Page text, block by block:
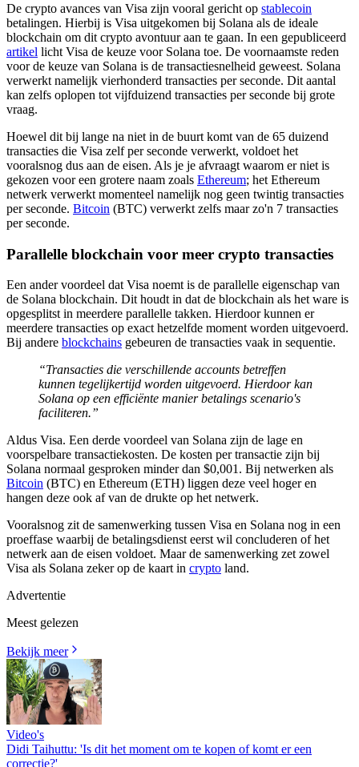
De crypto avances van Visa zijn vooral gericht op stablecoin
betalingen. Hierbij is Visa uitgekomen bij Solana als de ideale
blockchain om dit crypto avontuur aan te gaan. In een gepubliceerd
artikel licht Visa de keuze voor Solana toe. De voornaamste reden
voor de keuze van Solana is de transactiesnelheid geweest. Solana
verwerkt namelijk vierhonderd transacties per seconde. Dit aantal
kan zelfs oplopen tot vijfduizend transacties per seconde bij grote
vraag.
Hoewel dit bij lange na niet in de buurt komt van de 65 duizend
transacties die Visa zelf per seconde verwerkt, voldoet het
vooralsnog dus aan de eisen. Als je je afvraagt waarom er niet is
gekozen voor een grotere naam zoals Ethereum; het Ethereum
netwerk verwerkt momenteel namelijk nog geen twintig transacties
per seconde. Bitcoin (BTC) verwerkt zelfs maar zo'n 7 transacties
per seconde.
Parallelle blockchain voor meer crypto transacties
Een ander voordeel dat Visa noemt is de parallelle eigenschap van
de Solana blockchain. Dit houdt in dat de blockchain als het ware is
opgesplitst in meerdere parallelle takken. Hierdoor kunnen er
meerdere transacties op exact hetzelfde moment worden uitgevoerd.
Bij andere blockchains gebeuren de transacties vaak in sequentie.
“Transacties die verschillende accounts betreffen
kunnen tegelijkertijd worden uitgevoerd. Hierdoor kan
Solana op een efficiënte manier betalings scenario's
faciliteren.”
Aldus Visa. Een derde voordeel van Solana zijn de lage en
voorspelbare transactiekosten. De kosten per transactie zijn bij
Solana normaal gesproken minder dan $0,001. Bij netwerken als
Bitcoin (BTC) en Ethereum (ETH) liggen deze veel hoger en
hangen deze ook af van de drukte op het netwerk.
Vooralsnog zit de samenwerking tussen Visa en Solana nog in een
proeffase waarbij de betalingsdienst eerst wil concluderen of het
netwerk aan de eisen voldoet. Maar de samenwerking zet zowel
Visa als Solana zeker op de kaart in crypto land.
Advertentie
Meest gelezen
Bekijk meer
Video's
Didi Taihuttu: 'Is dit het moment om te kopen of komt er een
correctie?'